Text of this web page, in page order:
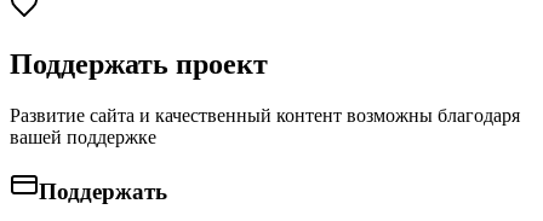
Поддержать проект
Развитие сайта и качественный контент возможны благодаря
вашей поддержке
Поддержать